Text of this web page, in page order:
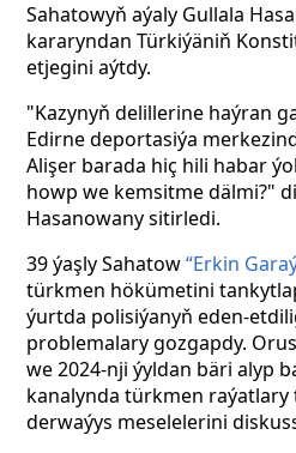
Sahatowyň aýaly Gullala
kararyndan Türkiýäniň
etjegini aýtdy.
"Kazynyň delillerine haýran
Edirne deportasiýa
Alişer barada hiç hili habar
howp we kemsitme dälmi?"
Hasanowany sitirledi.
39 ýaşly Sahatow“Erkin
türkmen hökümetini
ýurtda polisiýanyň eden-
problemalary gozgapdy.
we 2024-nji ýyldan bäri alyp
kanalynda türkmen
derwaýys meselelerini